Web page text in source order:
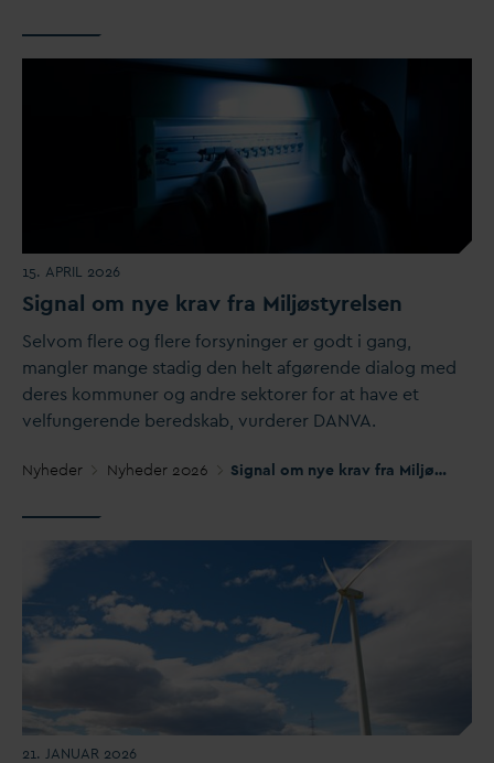
15. APRIL 2026
Signal om nye krav fra Miljøstyrelsen
Selvom flere og flere forsyninger er godt i gang,
mangler mange stadig den helt afgørende dialog med
deres kommuner og andre sektorer for at have et
velfungerende beredskab, vurderer DANVA.
Nyheder Nyheder 2026 Signal om nye krav fra Miljøstyrelsen
21. JANUAR 2026